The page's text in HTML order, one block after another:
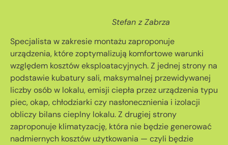
Stefan z Zabrza
Specjalista w zakresie montażu zaproponuje
urządzenia, które zoptymalizują komfortowe warunki
względem kosztów eksploatacyjnych. Z jednej strony na
podstawie kubatury sali, maksymalnej przewidywanej
liczby osób w lokalu, emisji ciepła przez urządzenia typu
piec, okap, chłodziarki czy nasłonecznienia i izolacji
obliczy bilans cieplny lokalu. Z drugiej strony
zaproponuje klimatyzację, która nie będzie generować
nadmiernych kosztów użytkowania — czyli będzie